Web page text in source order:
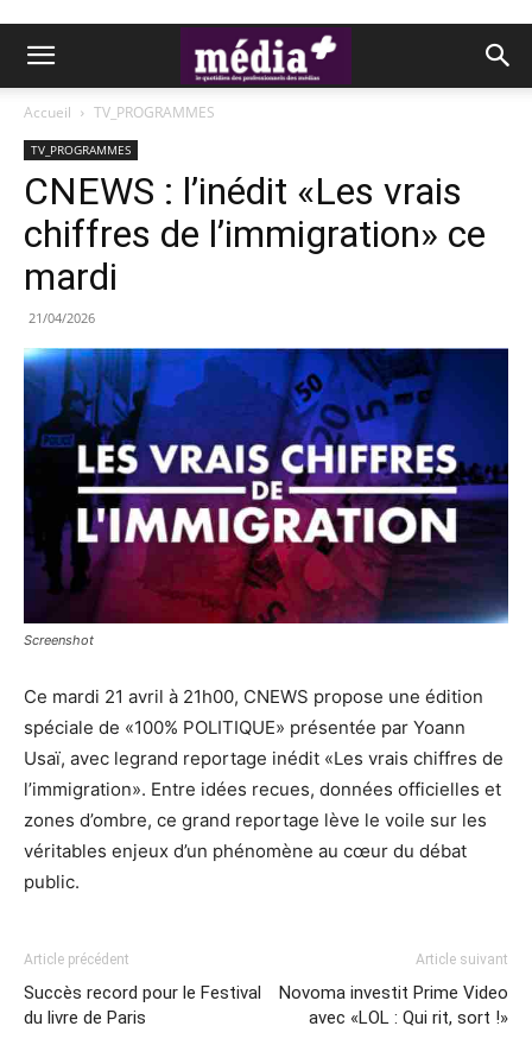
Accueil TV_PROGRAMMES
TV_PROGRAMMES
CNEWS : l’inédit «Les vrais
chiffres de l’immigration» ce
mardi
21/04/2026
Screenshot
Ce mardi 21 avril à 21h00, CNEWS propose une édition
spéciale de «100% POLITIQUE» présentée par Yoann
Usaï, avec legrand reportage inédit «Les vrais chiffres de
l’immigration». Entre idées recues, données officielles et
zones d’ombre, ce grand reportage lève le voile sur les
véritables enjeux d’un phénomène au cœur du débat
public.
Article précédent
Succès record pour le Festival
du livre de Paris
Article suivant
Novoma investit Prime Video
avec «LOL : Qui rit, sort !»